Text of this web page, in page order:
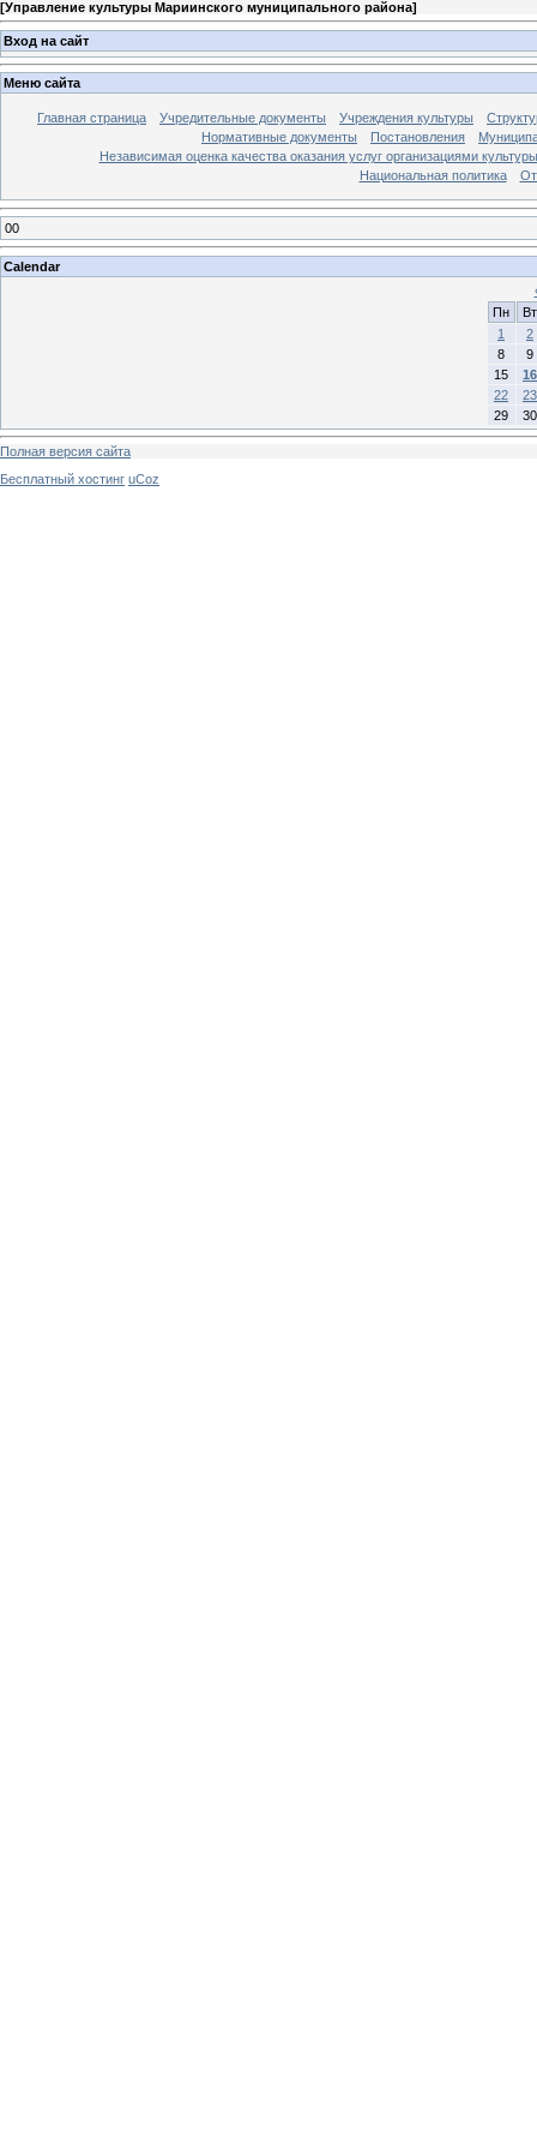
[Управление культуры Мариинского муниципального района]
Вход на сайт
Меню сайта
Главная страница Учредительные документы Учреждения культуры
Нормативные документы
Постановления
Независимая оценка качества оказания услуг организациями культуры
Национальная политика
00
Calendar
Пн
Вт
1
2
8
9
15
16
22
23
29
30
Полная версия сайта
Бесплатный хостинг uCoz